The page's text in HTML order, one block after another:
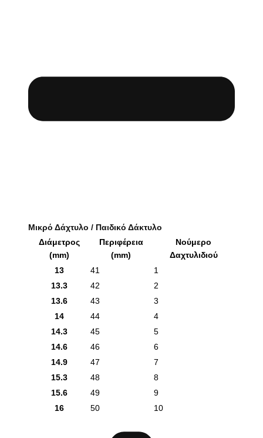
Μικρό Δάχτυλο / Παιδικό Δάκτυλο
Διάμετρος
(mm)
Περιφέρεια
(mm)
Νούμερο
Δαχτυλιδιού
13
41
1
13.3
42
2
13.6
43
3
14
44
4
14.3
45
5
14.6
46
6
14.9
47
7
15.3
48
8
15.6
49
9
16
50 10